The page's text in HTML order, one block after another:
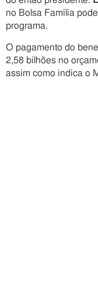
no Bolsa Família
programa.
O pagamento do
2,58 bilhões no
assim como indica o